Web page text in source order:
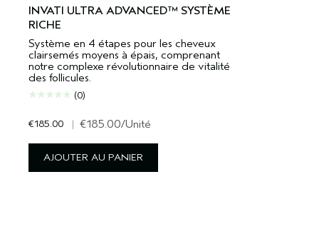
INVATI ULTRA ADVANCED™ SYSTÈME
RICHE
Système en 4 étapes pour les cheveux
clairsemés moyens à épais, comprenant
notre complexe révolutionnaire de vitalité
des follicules.
(0)
€185.00 | €185.00/Unité
AJOUTER AU PANIER